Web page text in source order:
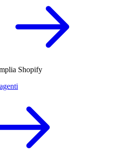
Shopify